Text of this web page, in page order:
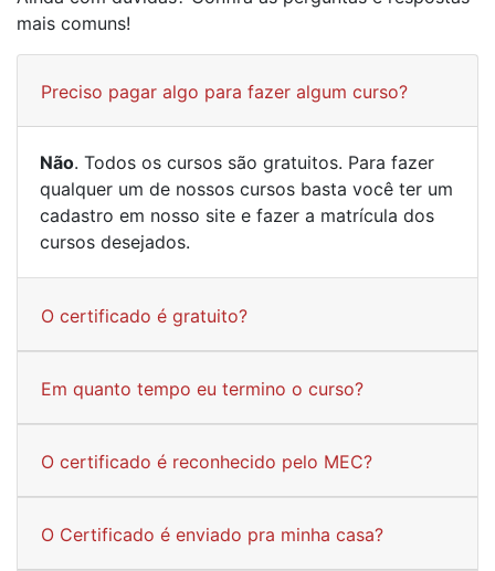
mais comuns!
Preciso pagar algo para fazer algum curso?
Não. Todos os cursos são gratuitos. Para fazer
qualquer um de nossos cursos basta você ter um
cadastro em nosso site e fazer a matrícula dos
cursos desejados.
O certificado é gratuito?
Em quanto tempo eu termino o curso?
O certificado é reconhecido pelo MEC?
O Certificado é enviado pra minha casa?